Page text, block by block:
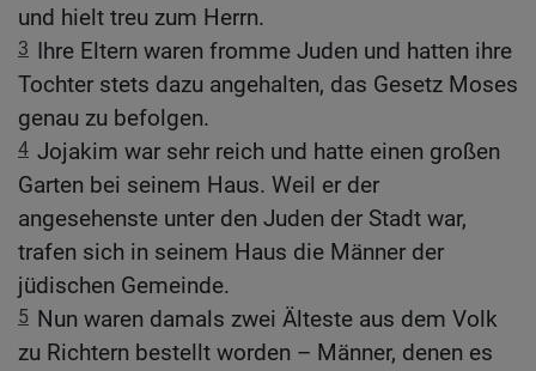
und hielt treu zum Herrn.
3 Ihre Eltern waren fromme Juden und hatten ihre
Tochter stets dazu angehalten, das Gesetz Moses
genau zu befolgen.
4 Jojakim war sehr reich und hatte einen großen
Garten bei seinem Haus. Weil er der
angesehenste unter den Juden der Stadt war,
trafen sich in seinem Haus die Männer der
jüdischen Gemeinde.
5 Nun waren damals zwei Älteste aus dem Volk
zu Richtern bestellt worden – Männer, denen es